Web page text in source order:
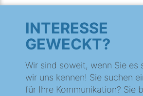
INTERESSE
GEWECKT?
Wir sind soweit, wenn Sie es
wir uns kennen! Sie suchen
für Ihre Kommunikation? Sie